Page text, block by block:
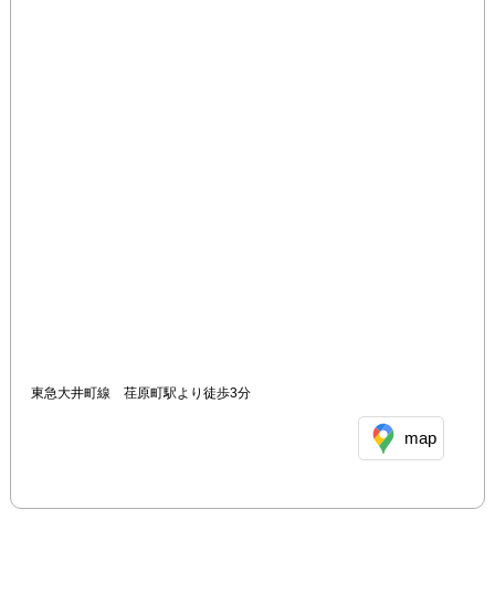
東急大井町線　荏原町駅より徒歩3分
map